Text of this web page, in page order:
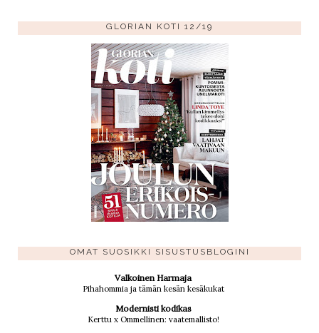
GLORIAN KOTI 12/19
OMAT SUOSIKKI SISUSTUSBLOGINI
Valkoinen Harmaja
Pihahommia ja tämän kesän kesäkukat
Modernisti kodikas
Kerttu x Ommellinen: vaatemallisto!